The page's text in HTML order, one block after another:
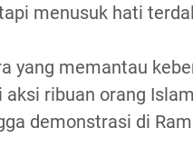
menusuk hati
yang memantau
ribuan orang
demonstrasi di